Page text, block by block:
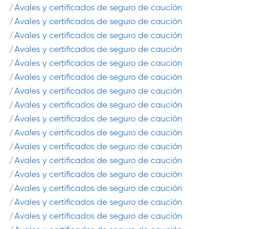
Avales y certificados de seguro de caución
Avales y certificados de seguro de caución
Avales y certificados de seguro de caución
Avales y certificados de seguro de caución
Avales y certificados de seguro de caución
Avales y certificados de seguro de caución
Avales y certificados de seguro de caución
Avales y certificados de seguro de caución
Avales y certificados de seguro de caución
Avales y certificados de seguro de caución
Avales y certificados de seguro de caución
Avales y certificados de seguro de caución
Avales y certificados de seguro de caución
Avales y certificados de seguro de caución
Avales y certificados de seguro de caución
Avales y certificados de seguro de caución